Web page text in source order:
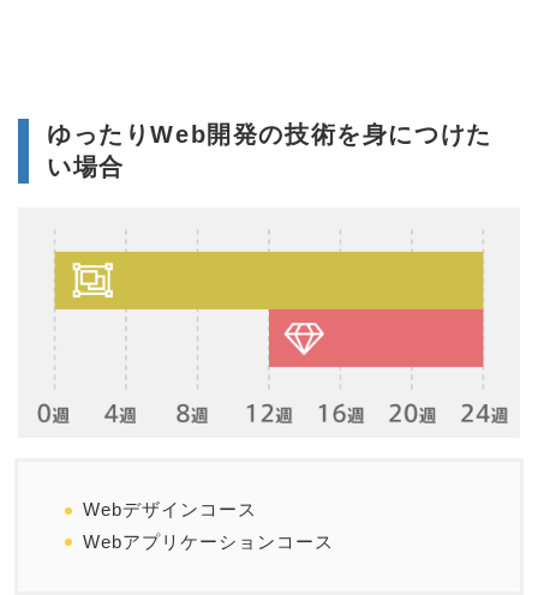
ゆったりWeb開発の技術を身につけた
い場合
Webデザインコース
Webアプリケーションコース